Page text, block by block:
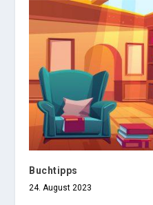
Buchtipps
24. August 2023